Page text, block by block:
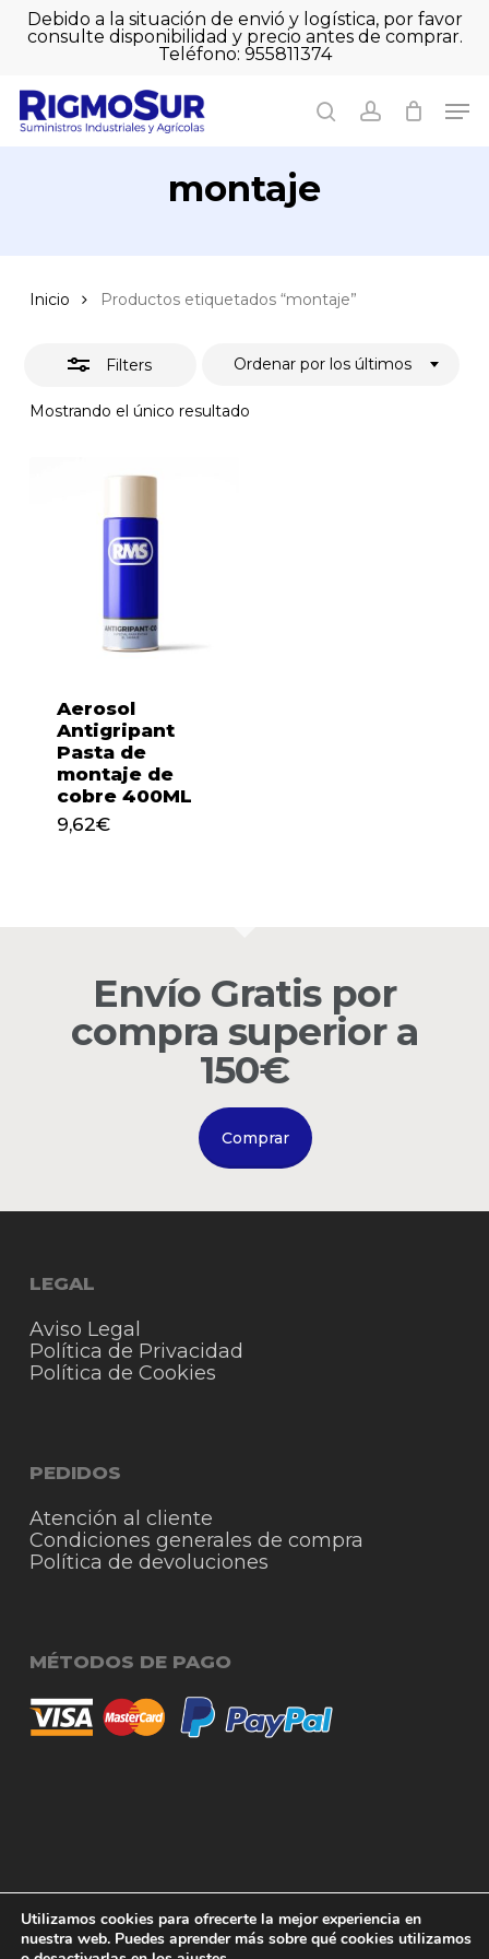
SkipDebido a la situación de envió y logística, por favor
consulte disponibilidad y precio antes de comprar.
Teléfono: 955811374
searchaccount
Cart Close
Subtotal: 0,00
montaje
Inicio Productos etiquetados “montaje”
Filters
Mostrando el único resultado
Ordenar por los últimos
Close
Aerosol
Antigripant
Pasta de
montaje de
cobre 400ML
9,62€
9,62€
Envío Gratis por
compra superior a
150€
Comprar
LEGAL
Aviso Legal
Política de Privacidad
Política de Cookies
PEDIDOS
Atención al cliente
Condiciones generales de compra
Política de devoluciones
MÉTODOS DE PAGO
© 2026 RigmoSur. Proyecto realizado por Grado
Creativo Agencia de Publicidad
Utilizamos cookies para ofrecerte la mejor experiencia en
nuestra web. Puedes aprender más sobre qué cookies utilizamos